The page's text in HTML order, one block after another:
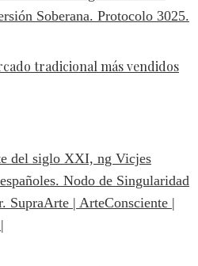
tradicional más vendidos